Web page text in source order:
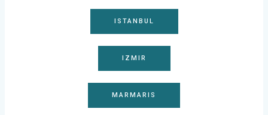
ISTANBUL
IZMIR
MARMARIS